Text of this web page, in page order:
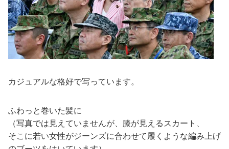
カジュアルな格好で写っています。
ふわっと巻いた髪に
（写真では見えていませんが、膝が見えるスカート、
そこに若い女性がジーンズに合わせて履くような編み上げ